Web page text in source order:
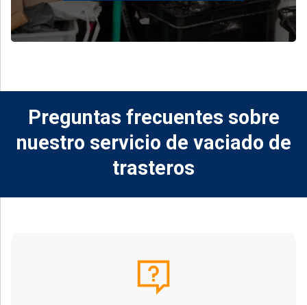
Preguntas frecuentes sobre
nuestro servicio de vaciado de
trasteros